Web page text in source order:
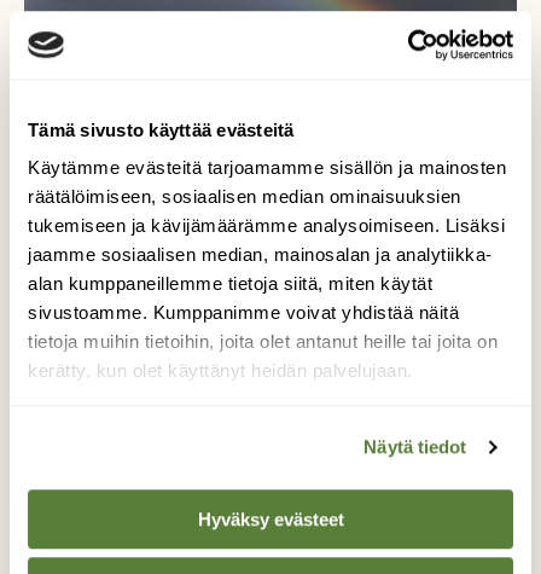
Tämä sivusto käyttää evästeitä
Käytämme evästeitä tarjoamamme sisällön ja mainosten
räätälöimiseen, sosiaalisen median ominaisuuksien
tukemiseen ja kävijämäärämme analysoimiseen. Lisäksi
jaamme sosiaalisen median, mainosalan ja analytiikka-
alan kumppaneillemme tietoja siitä, miten käytät
sivustoamme. Kumppanimme voivat yhdistää näitä
tietoja muihin tietoihin, joita olet antanut heille tai joita on
kerätty, kun olet käyttänyt heidän palvelujaan.
Näytä tiedot
Hyväksy evästeet
Sateenkaari
Kerrankin olin oikeassa paikassa oikeaan
aikaan.
Valokuvaaja: Jaana Saarelainen, Noljakka, Joensuu
TAKAISIN LISTAAN